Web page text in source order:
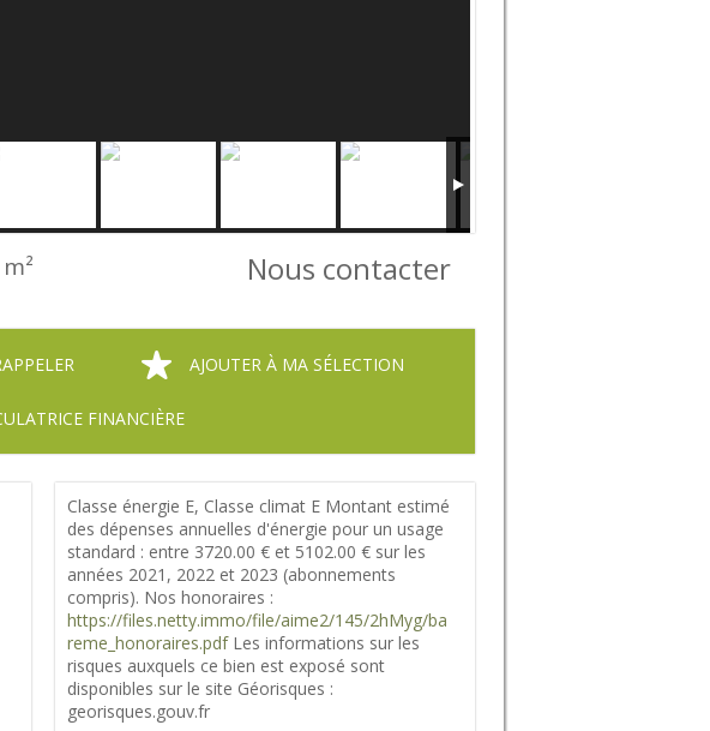
Nous contacter
AJOUTER À MA SÉLECTION
FINANCIÈRE
Classe énergie E, Classe climat E Montant estimé
des dépenses annuelles d'énergie pour un usage
standard : entre 3720.00 € et 5102.00 € sur les
années 2021, 2022 et 2023 (abonnements
compris). Nos honoraires :
https://files.netty.immo/file/aime2/145/2hMyg/ba
reme_honoraires.pdfLes informations sur les
risques auxquels ce bien est exposé sont
disponibles sur le site Géorisques :
georisques.gouv.fr